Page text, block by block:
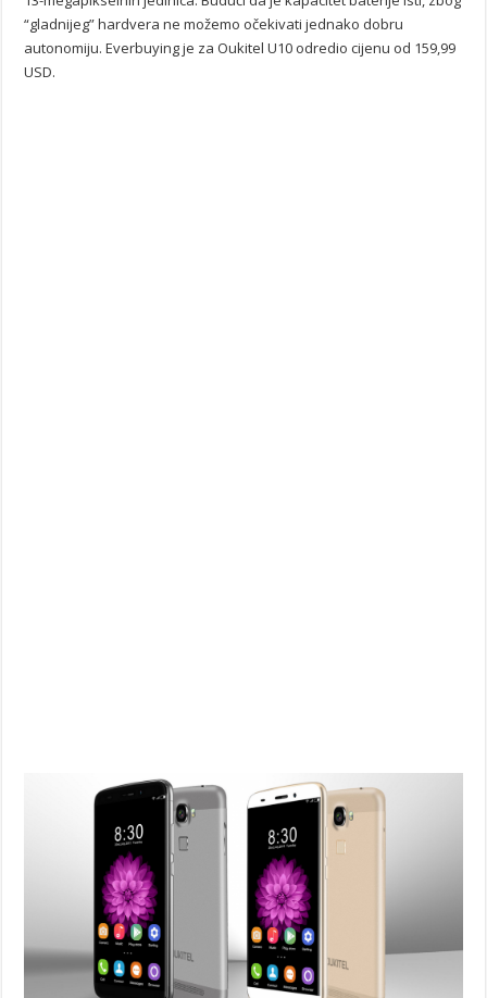
“gladnijeg” hardvera ne možemo očekivati jednako dobru
autonomiju. Everbuying je za Oukitel U10 odredio cijenu od 159,99
USD.